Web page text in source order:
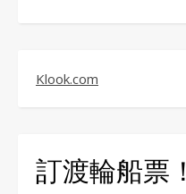
Klook.com
訂渡輪船票！